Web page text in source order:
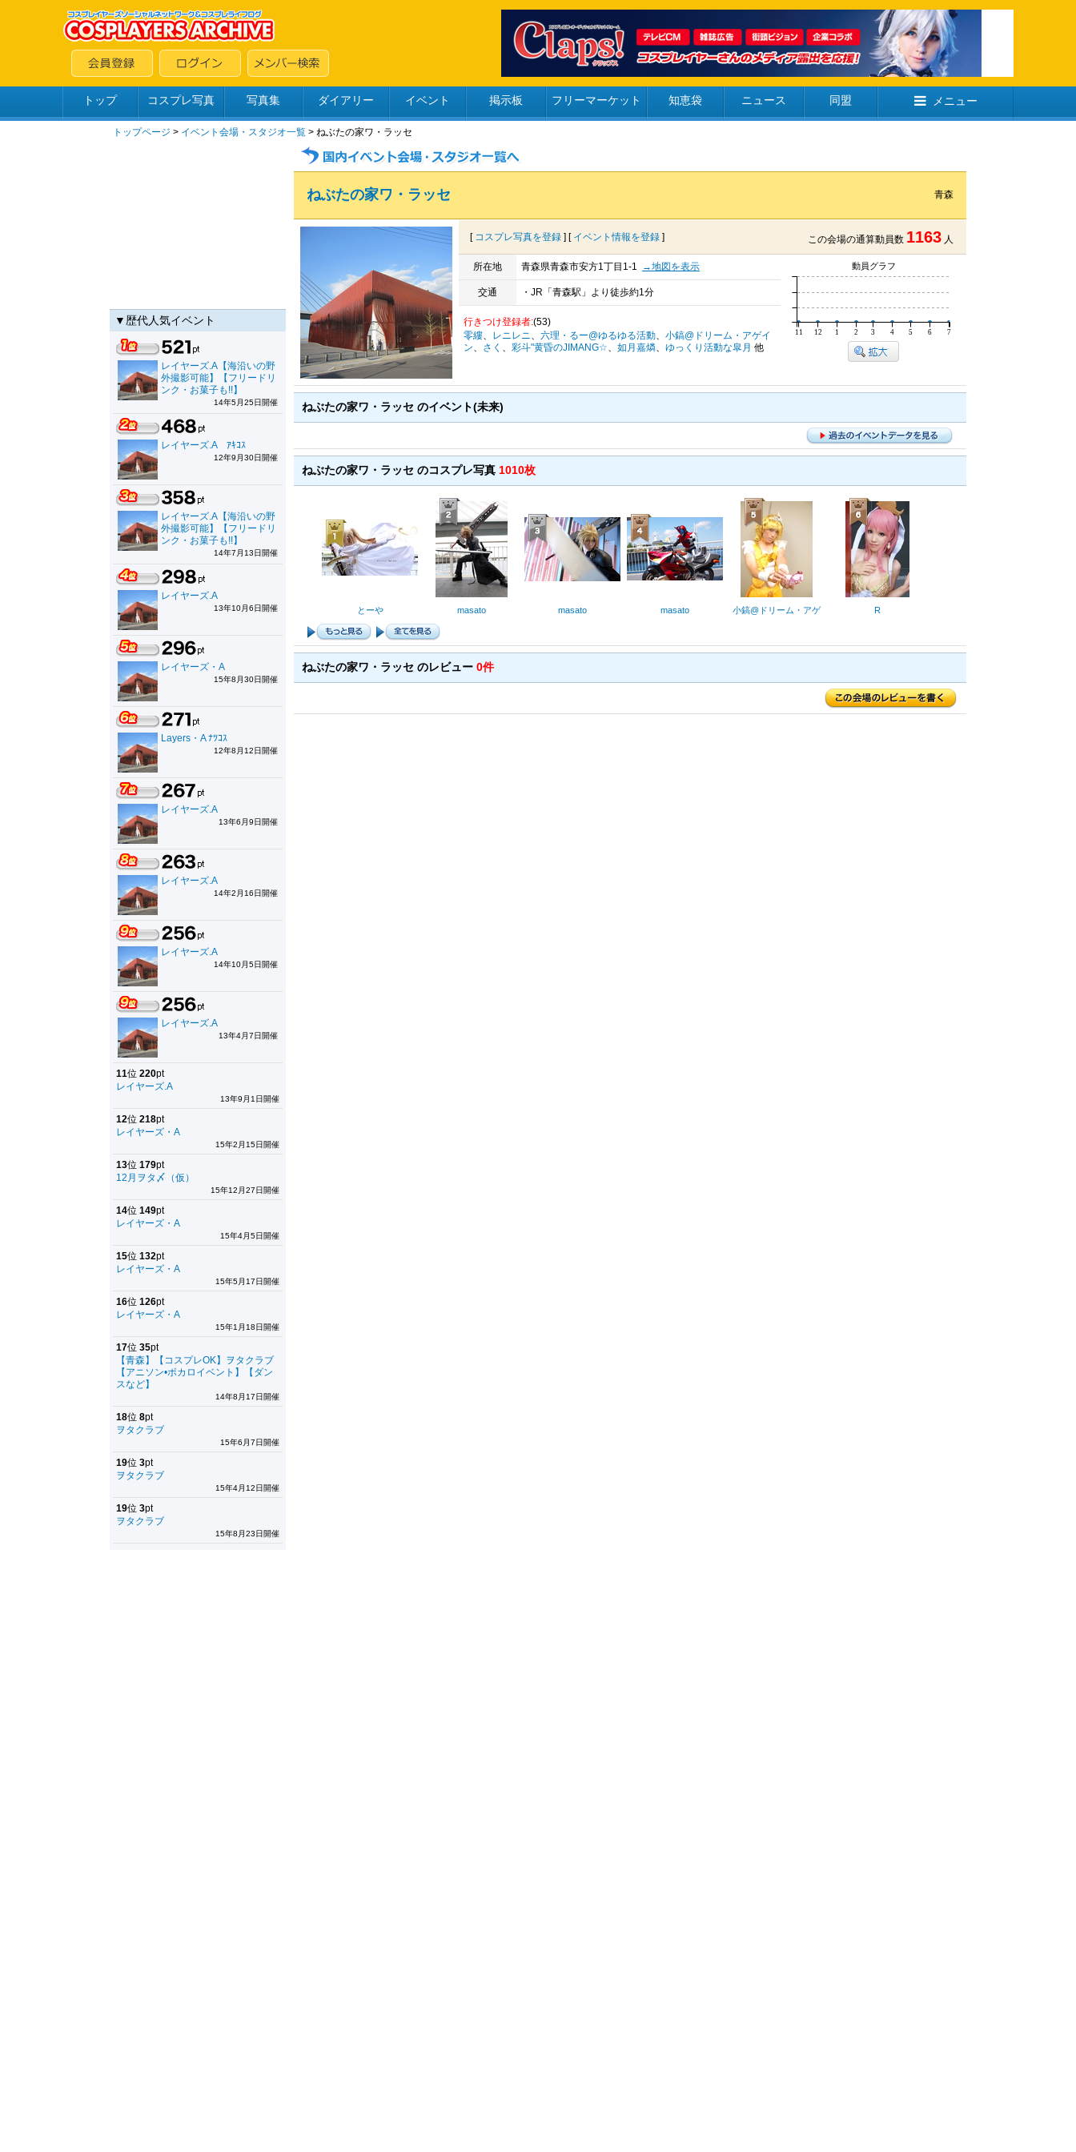
トップ コスプレ写真 写真集 ダイアリー イベント 掲示板 フリーマーケット 知恵袋 ニュース 同盟 メニュー
トップページ > イベント会場・スタジオ一覧 > ねぶたの家ワ・ラッセ
▼歴代人気イベント
レイヤーズ.A【海沿いの野
外撮影可能】【フリードリ
ンク・お菓子も!!】
14年5月25日開催
レイヤーズ.A ｱｷｺｽ
12年9月30日開催
レイヤーズ.A【海沿いの野
外撮影可能】【フリードリ
ンク・お菓子も!!】
14年7月13日開催
レイヤーズ.A
13年10月6日開催
レイヤーズ・A
15年8月30日開催
Layers・A ﾅﾂｺｽ
12年8月12日開催
レイヤーズ.A
13年6月9日開催
レイヤーズ.A
14年2月16日開催
レイヤーズ.A
14年10月5日開催
レイヤーズ.A
13年4月7日開催
11位 220pt
レイヤーズ.A
13年9月1日開催
12位 218pt
レイヤーズ・A
15年2月15日開催
13位 179pt
12月ヲタ〆（仮）
15年12月27日開催
14位 149pt
レイヤーズ・A
15年4月5日開催
15位 132pt
レイヤーズ・A
15年5月17日開催
16位 126pt
レイヤーズ・A
15年1月18日開催
17位 35pt
【青森】【コスプレOK】ヲタクラブ
【アニソン•ボカロイベント】【ダン
スなど】
14年8月17日開催
18位 8pt
ヲタクラブ
15年6月7日開催
19位 3pt
ヲタクラブ
15年4月12日開催
19位 3pt
ヲタクラブ
15年8月23日開催
ねぶたの家ワ・ラッセ 青森
[ コスプレ写真を登録 ] [ イベント情報を登録 ] この会場の通算動員数 1163 人
所在地 青森県青森市安方1丁目1-1 →地図を表示 動員グラフ
11 12 1 2 3 4 5 6 7
交通 ・JR「青森駅」より徒歩約1分
行きつけ登録者:(53)
零縷、 レニレニ、 六理・るー@ゆるゆる活動、 小鎬@ドリーム・アゲイ
ン、 さく 、 彩斗"黄昏のJIMANG☆、 如月嘉燐、 ゆっくり活動な皐月 他
ねぶたの家ワ・ラッセ のイベント(未来)
ねぶたの家ワ・ラッセ のコスプレ写真 1010枚
とーや masato masato masato 小鎬@ドリーム・アゲ R
ねぶたの家ワ・ラッセ のレビュー 0件